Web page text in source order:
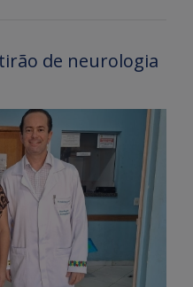
de neurologia